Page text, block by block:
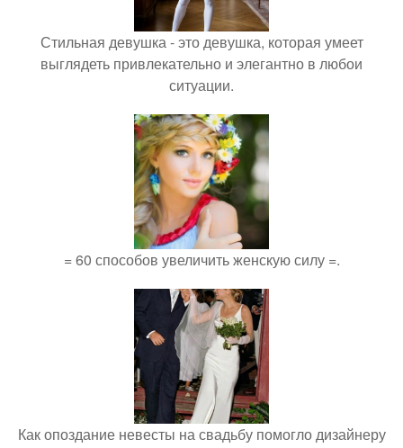
Стильная девушка - это девушка, которая умеет
выглядеть привлекательно и элегантно в любои
ситуации.
= 60 способов увеличить женскую силу =.
Как опоздание невесты на свадьбу помогло дизайнеру